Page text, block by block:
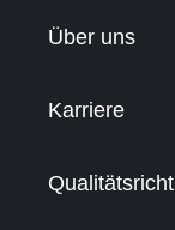
Über uns
Karriere